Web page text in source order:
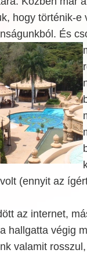
hogy történik-
És
(ennyit az
az internet,
hallgatta végig
valamit